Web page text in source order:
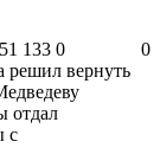
133 0
0
решил вернуть
отдал
с